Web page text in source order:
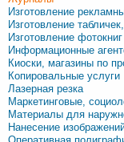
Изготовление
Изготовление
Изготовление фотокниг
Информационные
Киоски, магазины по
Копировальные услуги
Лазерная резка
Маркетинговые,
Материалы для
Нанесение